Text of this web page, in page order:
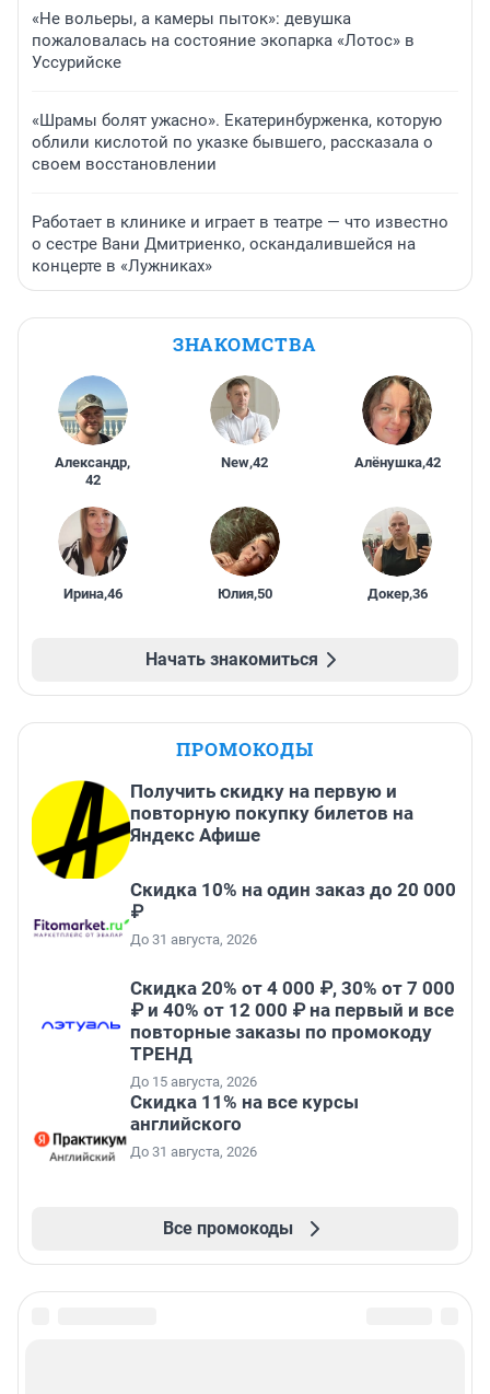
«Не вольеры, а камеры пыток»: девушка
пожаловалась на состояние экопарка «Лотос» в
Уссурийске
«Шрамы болят ужасно». Екатеринбурженка, которую
облили кислотой по указке бывшего, рассказала о
своем восстановлении
Работает в клинике и играет в театре — что известно
о сестре Вани Дмитриенко, оскандалившейся на
концерте в «Лужниках»
ЗНАКОМСТВА
Александр,
42
New,42 Алёнушка,42
Ирина,46 Юлия,50 Докер,36
Начать знакомиться
ПРОМОКОДЫ
Получить скидку на первую и
повторную покупку билетов на
Яндекс Афише
Скидка 10% на один заказ до 20 000
₽
До 31 августа, 2026
Скидка 20% от 4 000 ₽, 30% от 7 000
₽ и 40% от 12 000 ₽ на первый и все
повторные заказы по промокоду
ТРЕНД
До 15 августа, 2026
Скидка 11% на все курсы
английского
До 31 августа, 2026
Все промокоды